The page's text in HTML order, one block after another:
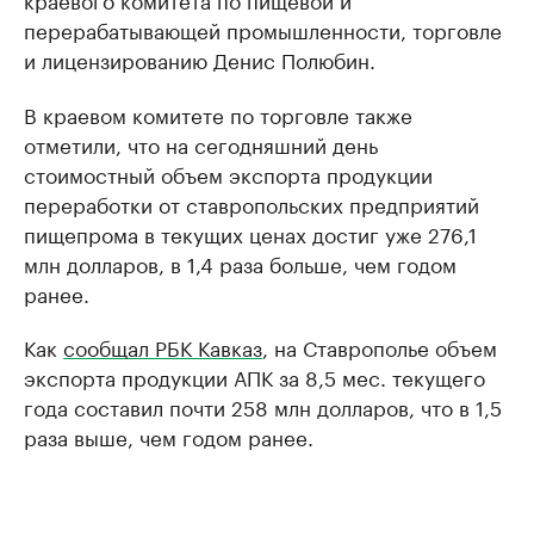
перерабатывающей промышленности, торговле
и лицензированию Денис Полюбин.
В краевом комитете по торговле также
отметили, что на сегодняшний день
стоимостный объем экспорта продукции
переработки от ставропольских предприятий
пищепрома в текущих ценах достиг уже 276,1
млн долларов, в 1,4 раза больше, чем годом
ранее.
Как сообщал РБК Кавказ , на Ставрополье объем
экспорта продукции АПК за 8,5 мес. текущего
года составил почти 258 млн долларов, что в 1,5
раза выше, чем годом ранее.